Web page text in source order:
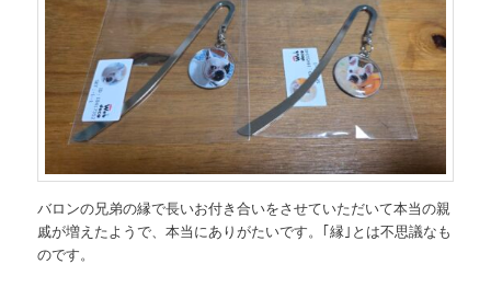
バロンの兄弟の縁で長いお付き合いをさせていただいて本当の親
戚が増えたようで、本当にありがたいです。｢縁｣とは不思議なも
のです。